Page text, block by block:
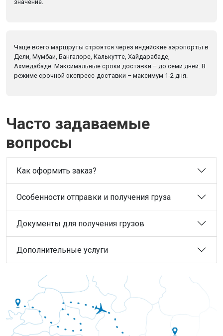
значение.
Чаще всего маршруты строятся через индийские аэропорты в
Дели, Мумбаи, Бангалоре, Калькутте, Хайдарабаде,
Ахмедабаде. Максимальные сроки доставки – до семи дней. В
режиме срочной экспресс-доставки – максимум 1-2 дня.
Часто задаваемые
вопросы
Как оформить заказ?
Особенности отправки и получения груза
Документы для получения грузов
Дополнительные услуги